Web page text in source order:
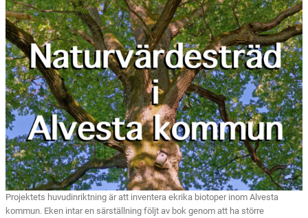
Projektets huvudinriktning är att inventera ekrika biotoper inom Alvesta
kommun. Eken intar en särställning följt av bok genom att ha större